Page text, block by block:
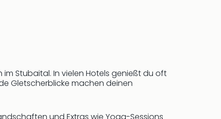
Stubaital. In vielen Hotels genießt du oft
Gletscherblicke machen deinen